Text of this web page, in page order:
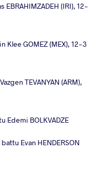
EBRAHIMZADEH (IRI), 12-
Klee GOMEZ (MEX), 12-3
TEVANYAN (ARM),
Edemi BOLKVADZE
battu Evan HENDERSON